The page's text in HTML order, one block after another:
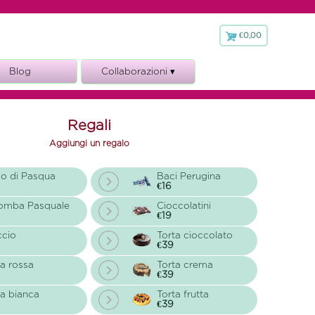
€0,00
€0,00
Blog Collaborazioni ▾
Regali
Aggiungi un regalo
di Pasqua
Pasquale
rossa
bianca
Baci Perugina
€16
Cioccolatini
€19
Torta cioccolato
€39
Torta crema
€39
Torta frutta
€39